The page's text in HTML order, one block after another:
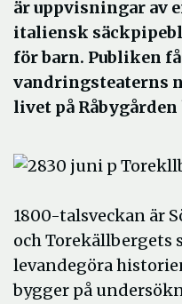
är uppvisningar av
italiensk
för barn. Publiken
vandringsteaterns
livet på
1800-talsveckan är
och Torekällbergets
levandegöra
bygger på